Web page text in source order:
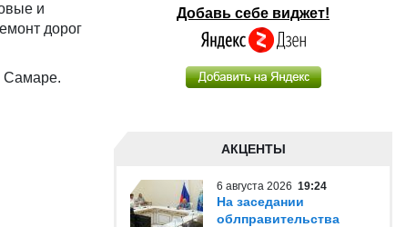
и
дорог
Самаре.
Добавь себе виджет!
АКЦЕНТЫ
6 августа 2026 19:24
На заседании
облправительства